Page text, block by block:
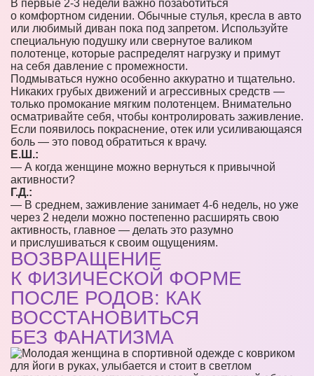
В первые 2-3 недели важно позаботиться
о комфортном сидении. Обычные стулья, кресла в авто
или любимый диван пока под запретом. Используйте
специальную подушку или свернутое валиком
полотенце, которые распределят нагрузку и примут
на себя давление с промежности.
Подмываться нужно особенно аккуратно и тщательно.
Никаких грубых движений и агрессивных средств —
только промокание мягким полотенцем. Внимательно
осматривайте себя, чтобы контролировать заживление.
Если появилось покраснение, отек или усиливающаяся
боль — это повод обратиться к врачу.
Е.Ш.:
— А когда женщине можно вернуться к привычной
активности?
Г.Д.:
— В среднем, заживление занимает 4-6 недель, но уже
через 2 недели можно постепенно расширять свою
активность, главное — делать это разумно
и прислушиваться к своим ощущениям.
ВОЗВРАЩЕНИЕ
К ФИЗИЧЕСКОЙ ФОРМЕ
ПОСЛЕ РОДОВ: КАК
ВОССТАНОВИТЬСЯ
БЕЗ ФАНАТИЗМА